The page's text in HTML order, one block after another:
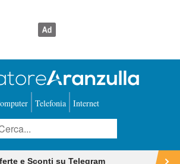
Telefonia Internet
e Sconti su Telegram